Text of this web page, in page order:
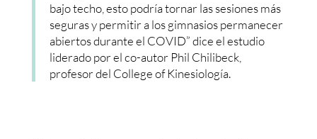
bajo techo, esto podría tornar las sesiones más
seguras y permitir a los gimnasios permanecer
abiertos durante el COVID” dice el estudio
liderado por el co-autor Phil Chilibeck,
profesor del College of Kinesiología.